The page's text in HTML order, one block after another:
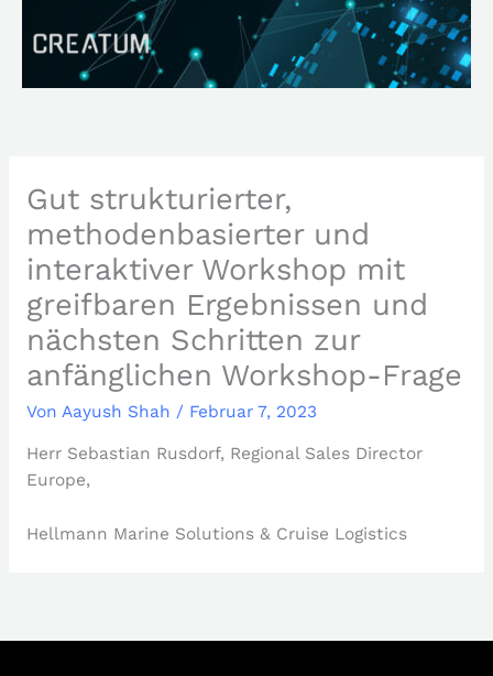
Inhalt
Gut strukturierter,
methodenbasierter und
interaktiver Workshop mit
greifbaren Ergebnissen und
nächsten Schritten zur
anfänglichen Workshop-Frage
Von Aayush Shah / Februar 7, 2023
Herr Sebastian Rusdorf, Regional Sales Director
Europe,
Hellmann Marine Solutions & Cruise Logistics